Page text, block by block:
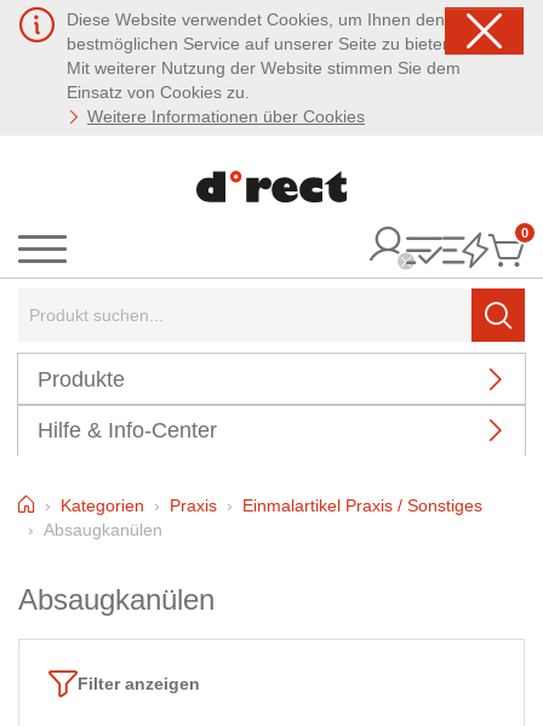
Diese Website verwendet Cookies, um Ihnen den
bestmöglichen Service auf unserer Seite zu bieten.
Mit weiterer Nutzung der Website stimmen Sie dem
Einsatz von Cookies zu.
Weitere Informationen über Cookies
Menü
0
Produkte
Hilfe & Info-Center
HomeKategorien Praxis
Einmalartikel Praxis / Sonstiges
Absaugkanülen
Absaugkanülen
Filter anzeigen